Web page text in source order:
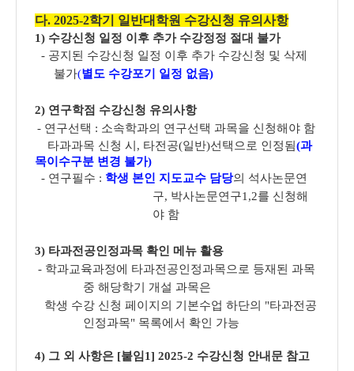
다. 2025-2학기 일반대학원 수강신청 유의사항
1) 수강신청 일정 이후 추가 수강정정 절대 불가
- 공지된 수강신청 일정 이후 추가 수강신청 및 삭제
불가(별도 수강포기 일정 없음)
2) 연구학점 수강신청 유의사항
- 연구선택 : 소속학과의 연구선택 과목을 신청해야 함
타과과목 신청 시, 타전공(일반)선택으로 인정됨(과
목이수구분 변경 불가)
- 연구필수 : 학생 본인 지도교수 담당의 석사논문연
구, 박사논문연구1,2를 신청해
야 함
3) 타과전공인정과목 확인 메뉴 활용
- 학과교육과정에 타과전공인정과목으로 등재된 과목
중 해당학기 개설 과목은
학생 수강 신청 페이지의 기본수업 하단의 "타과전공
인정과목" 목록에서 확인 가능
4) 그 외 사항은 [붙임1] 2025-2 수강신청 안내문 참고